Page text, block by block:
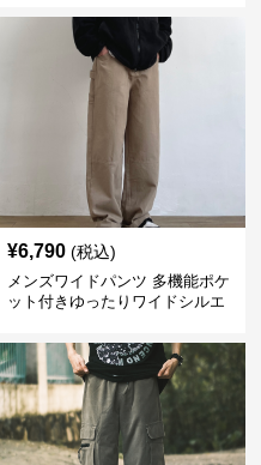
¥6,790 (税込)
メンズワイドパンツ 多機能ポケ
ット付きゆったりワイドシルエ